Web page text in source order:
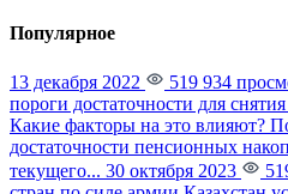
Популярное
13 декабря 2022 519 934
пороги достаточности для
Какие факторы на это влияют?
достаточности пенсионных
текущего... 30 октября 2023